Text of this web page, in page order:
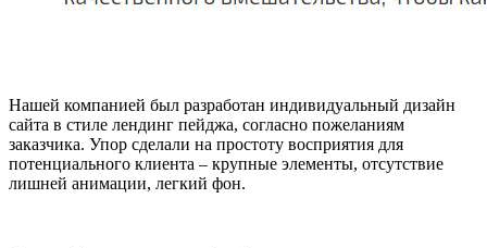
Нашей компанией был разработан индивидуальный дизайн
сайта в стиле лендинг пейджа, согласно пожеланиям
заказчика. Упор сделали на простоту восприятия для
потенциального клиента – крупные элементы, отсутствие
лишней анимации, легкий фон.